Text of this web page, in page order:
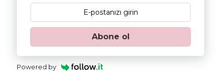
Abone ol
Powered by